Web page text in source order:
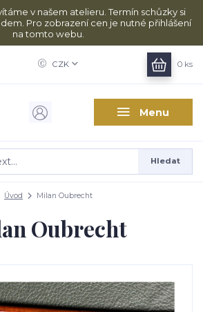
v našem atelieru. Termín schůzky si
Pro zobrazení cen je nutné přihlášení
na tomto webu.
Menu
CZK
Hledat
0 ks
Úvod Milan Oubrecht
Oubrecht